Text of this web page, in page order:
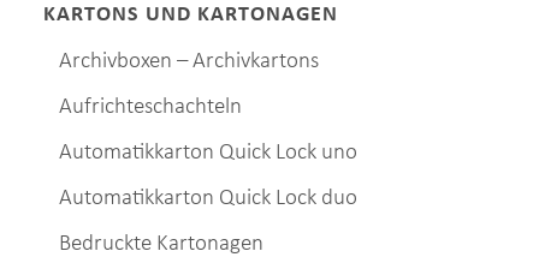
KARTONS UND KARTONAGEN
Archivboxen – Archivkartons
Aufrichteschachteln
Automatikkarton Quick Lock uno
Automatikkarton Quick Lock duo
Bedruckte Kartonagen